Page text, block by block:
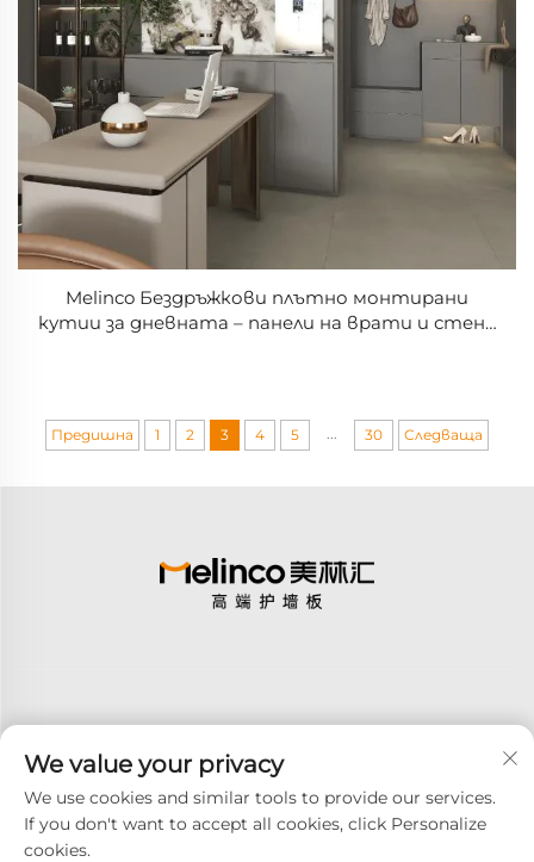
Melinco Бездръжкови плътно монтирани
кутии за дневната – панели на врати и стени
Предишна 1 2 3 4 5 30 Следваща
Абонирай се
We value your privacy
We use cookies and similar tools to provide our services.
If you don't want to accept all cookies, click Personalize
cookies.